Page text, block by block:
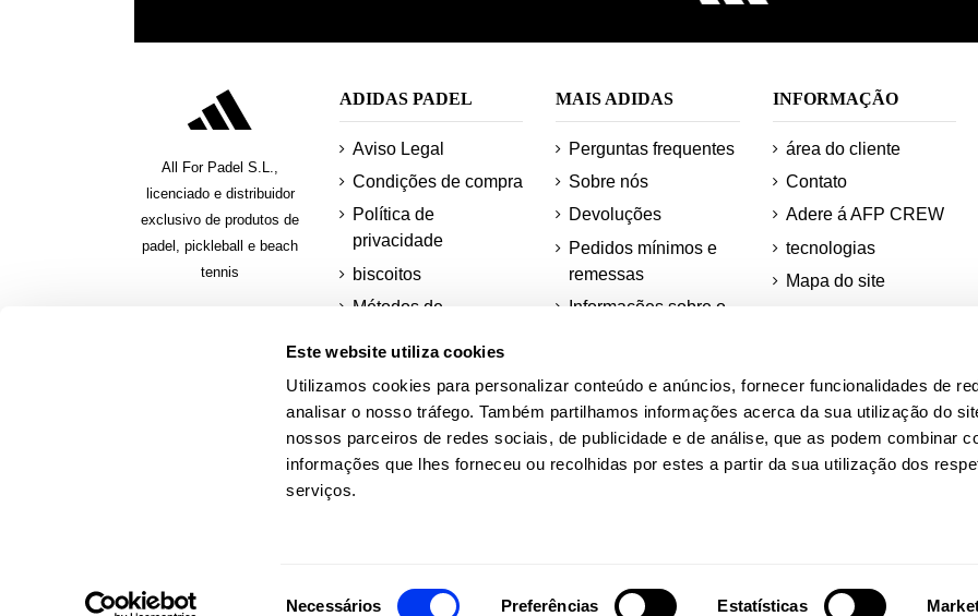
Este website utiliza cookies
Utilizamos cookies para personalizar conteúdo e anúncios, fornecer funcionalidades de
analisar o nosso tráfego. Também partilhamos informações acerca da sua utilização do
nossos parceiros de redes sociais, de publicidade e de análise, que as podem combinar
informações que lhes forneceu ou recolhidas por estes a partir da sua utilização dos
serviços.
Necessários Preferências Estatísticas
All For Padel S.L.,
licenciado e distribuidor
exclusivo de produtos de
padel, pickleball e beach
tennis
ADIDAS PADEL
Aviso Legal
Condições de compra
Política de
privacidade
biscoitos
Métodos de
Solicitar uma fatura
MAIS ADIDAS
Perguntas frequentes
Sobre nós
Devoluções
Pedidos mínimos e
remessas
Informações sobre o
Quadras Adidas
INFORMAÇÃO
área do cliente
Contato
Adere á AFP CREW
tecnologias
Mapa do site
© 2026 Web oficial adidas Padel.